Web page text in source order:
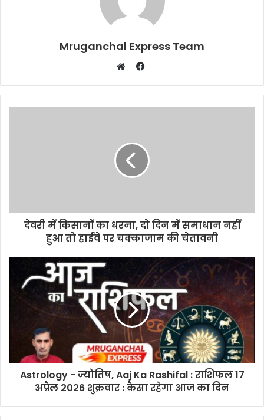
Mruganchal Express Team
Facebook
देवरी में किसानों का धरना, दो दिन में समाधान नहीं
हुआ तो हाईवे पर चक्काजाम की चेतावनी
Astrology - ज्योतिष, Aaj Ka Rashifal : राशिफल 17
अप्रैल 2026 शुक्रवार : कैसा रहेगा आज का दिन